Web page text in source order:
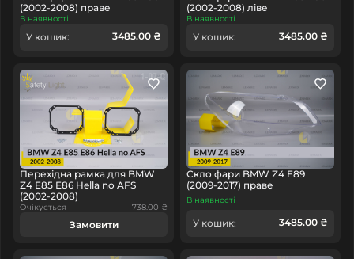
(2002-2008) праве
В наявності
У кошик: 3485.00 ₴
(2002-2008) ліве
В наявності
У кошик: 3485.00 ₴
Перехідна рамка для BMW
Z4 E85 E86 Hella no AFS
(2002-2008)
Очікується 738.00 ₴
Замовити
Скло фари BMW Z4 E89
(2009-2017) праве
В наявності
У кошик: 3485.00 ₴